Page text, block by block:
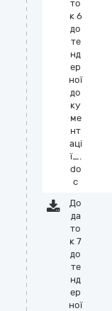
то
к 6
до
те
нд
ер
ної
до
ку
ме
нт
аці
ї_.
do
c
До
да
то
к 7
до
те
нд
ер
ної